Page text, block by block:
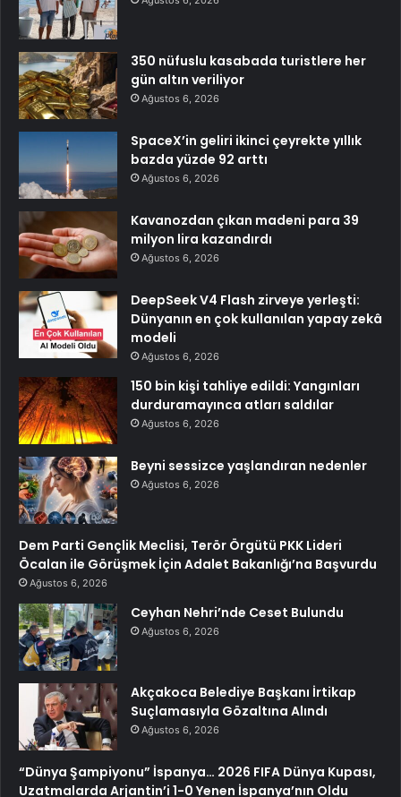
350 nüfuslu kasabada turistlere her
gün altın veriliyor
Ağustos 6, 2026
SpaceX’in geliri ikinci çeyrekte yıllık
bazda yüzde 92 arttı
Ağustos 6, 2026
Kavanozdan çıkan madeni para 39
milyon lira kazandırdı
Ağustos 6, 2026
DeepSeek V4 Flash zirveye yerleşti:
Dünyanın en çok kullanılan yapay zekâ
modeli
Ağustos 6, 2026
150 bin kişi tahliye edildi: Yangınları
durduramayınca atları saldılar
Ağustos 6, 2026
Beyni sessizce yaşlandıran nedenler
Ağustos 6, 2026
Dem Parti Gençlik Meclisi, Terör Örgütü PKK Lideri
Öcalan ile Görüşmek İçin Adalet Bakanlığı’na Başvurdu
Ağustos 6, 2026
Ceyhan Nehri’nde Ceset Bulundu
Ağustos 6, 2026
Akçakoca Belediye Başkanı İrtikap
Suçlamasıyla Gözaltına Alındı
Ağustos 6, 2026
“Dünya Şampiyonu” İspanya… 2026 FIFA Dünya Kupası,
Uzatmalarda Arjantin’i 1-0 Yenen İspanya’nın Oldu